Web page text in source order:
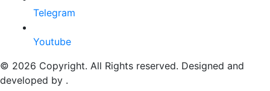
Telegram
Youtube
© 2026 Copyright. All Rights reserved. Designed and
developed by .